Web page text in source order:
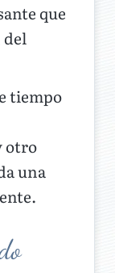
que
del
tiempo
otro
una